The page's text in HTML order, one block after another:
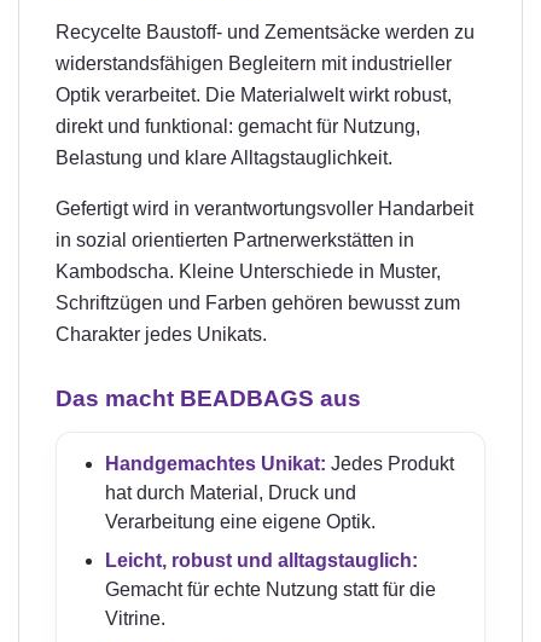
Recycelte Baustoff- und Zementsäcke werden zu
widerstandsfähigen Begleitern mit industrieller
Optik verarbeitet. Die Materialwelt wirkt robust,
direkt und funktional: gemacht für Nutzung,
Belastung und klare Alltagstauglichkeit.
Gefertigt wird in verantwortungsvoller Handarbeit
in sozial orientierten Partnerwerkstätten in
Kambodscha. Kleine Unterschiede in Muster,
Schriftzügen und Farben gehören bewusst zum
Charakter jedes Unikats.
Das macht BEADBAGS aus
Handgemachtes Unikat: Jedes Produkt
hat durch Material, Druck und
Verarbeitung eine eigene Optik.
Leicht, robust und alltagstauglich:
Gemacht für echte Nutzung statt für die
Vitrine.